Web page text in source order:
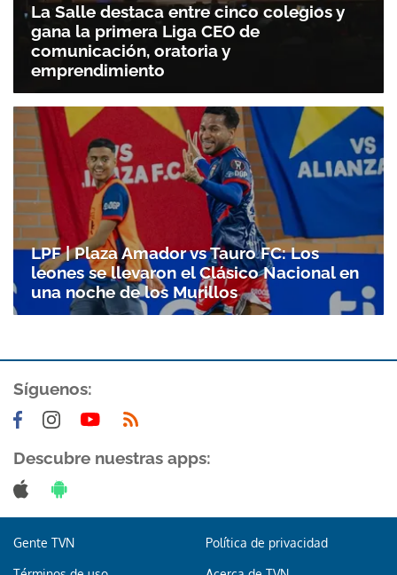
La Salle destaca entre cinco colegios y
gana la primera Liga CEO de
comunicación, oratoria y
emprendimiento
LPF | Plaza Amador vs Tauro FC: Los
leones se llevaron el Clásico Nacional en
una noche de los Murillos
Síguenos:
Descubre nuestras apps:
Gente TVN Política de privacidad